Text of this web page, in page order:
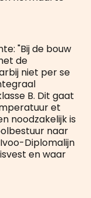
"Bij de bouw
de
niet per se
B. Dit gaat
et
noodzakelijk is
naar
Diplomalijn
en waar